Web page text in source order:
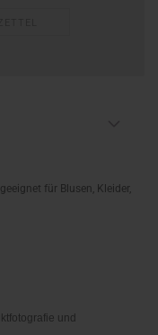
für Blusen, Kleider,
und